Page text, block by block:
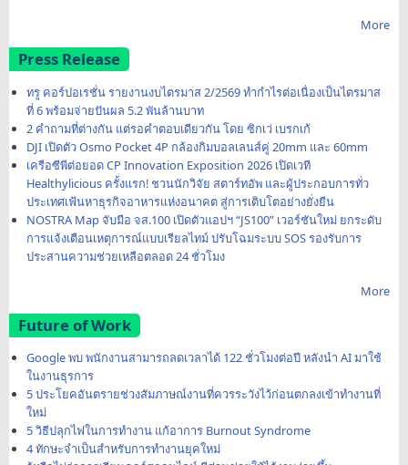
More
Press Release
ทรู คอร์ปอเรชั่น รายงานงบไตรมาส 2/2569 ทำกำไรต่อเนื่องเป็นไตรมาส
ที่ 6 พร้อมจ่ายปันผล 5.2 พันล้านบาท
2 คำถามที่ต่างกัน แต่รอคำตอบเดียวกัน โดย ซิกเว่ เบรกเก้
DJI เปิดตัว Osmo Pocket 4P กล้องกิมบอลเลนส์คู่ 20mm และ 60mm
เครือซีพีต่อยอด CP Innovation Exposition 2026 เปิดเวที
Healthylicious ครั้งแรก! ชวนนักวิจัย สตาร์ทอัพ และผู้ประกอบการทั่ว
ประเทศเฟ้นหาธุรกิจอาหารแห่งอนาคต สู่การเติบโตอย่างยั่งยืน
NOSTRA Map จับมือ จส.100 เปิดตัวแอปฯ “JS100” เวอร์ชันใหม่ ยกระดับ
การแจ้งเตือนเหตุการณ์แบบเรียลไทม์ ปรับโฉมระบบ SOS รองรับการ
ประสานความช่วยเหลือตลอด 24 ชั่วโมง
More
Future of Work
Google พบ พนักงานสามารถลดเวลาได้ 122 ชั่วโมงต่อปี หลังนำ AI มาใช้
ในงานธุรการ
5 ประโยคอันตรายช่วงสัมภาษณ์งานที่ควรระวังไว้ก่อนตกลงเข้าทำงานที่
ใหม่
5 วิธีปลุกไฟในการทำงาน แก้อาการ Burnout Syndrome
4 ทักษะจำเป็นสำหรับการทำงานยุคใหม่